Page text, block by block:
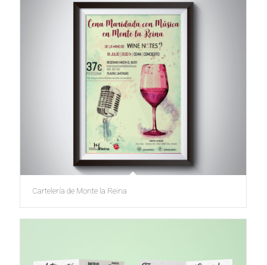
Cartelería de Monte la Reina